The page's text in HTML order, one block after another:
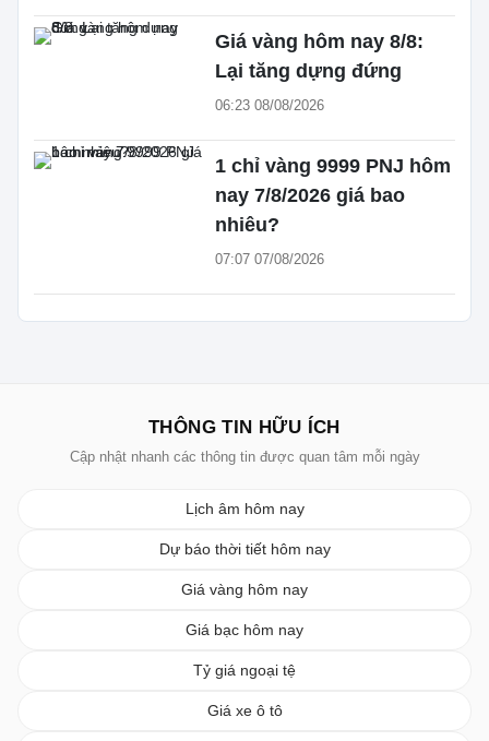
Giá vàng hôm nay 8/8:
Lại tăng dựng đứng
06:23 08/08/2026
1 chỉ vàng 9999 PNJ hôm
nay 7/8/2026 giá bao
nhiêu?
07:07 07/08/2026
THÔNG TIN HỮU ÍCH
Cập nhật nhanh các thông tin được quan tâm mỗi ngày
Lịch âm hôm nay
Dự báo thời tiết hôm nay
Giá vàng hôm nay
Giá bạc hôm nay
Tỷ giá ngoại tệ
Giá xe ô tô